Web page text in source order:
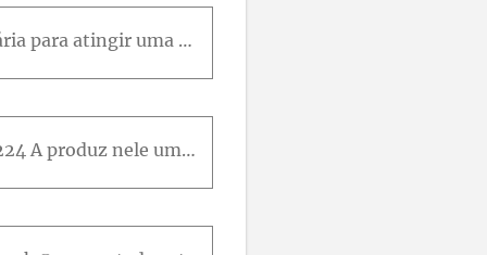
A resistência da bobina de um galvanômetro é igual a 25,0Ω e a corrente necessária para atingir uma deflexão até o fundo da escala é de 500μ A . (a) Mostre em um diagrama como converter o galvanômetro
A resistência da bobina de um galvanômetro é igual a 9,36 Ω e a corrente de 0,0224 A produz nele uma deflexão até o fundo da escala. O único shunt disponível possui a resistência de 0,0250Ω . Qual é o